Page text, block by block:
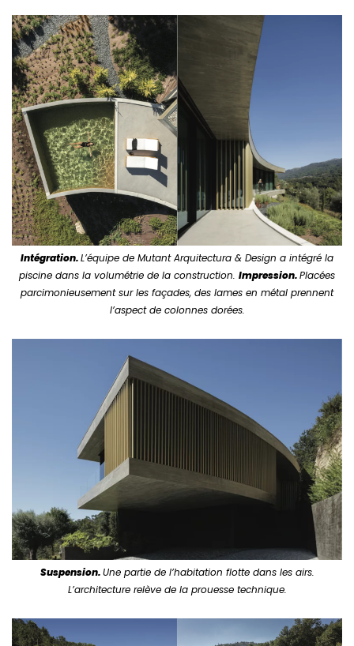
Intégration.L’équipe de Mutant Arquitectura & Design a intégré la
piscine dans la volumétrie de la construction. Impression.Placées
parcimonieusement sur les façades, des lames en métal prennent
l’aspect de colonnes dorées.
Suspension.Une partie de l’habitation flotte dans les airs.
L’architecture relève de la prouesse technique.